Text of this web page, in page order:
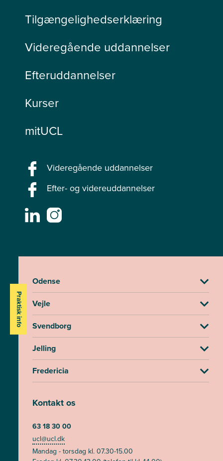
Tilgængelighedserklæring
Videregående uddannelser
Efteruddannelser
Kurser
mitUCL
Videregående uddannelser
Efter- og videreuddannelser
Praktisk info
Odense
Vejle
Svendborg
Jelling
Fredericia
Kontakt os
63 18 30 00
ucl@ucl.dk
Mandag - torsdag kl. 07.30-15.00